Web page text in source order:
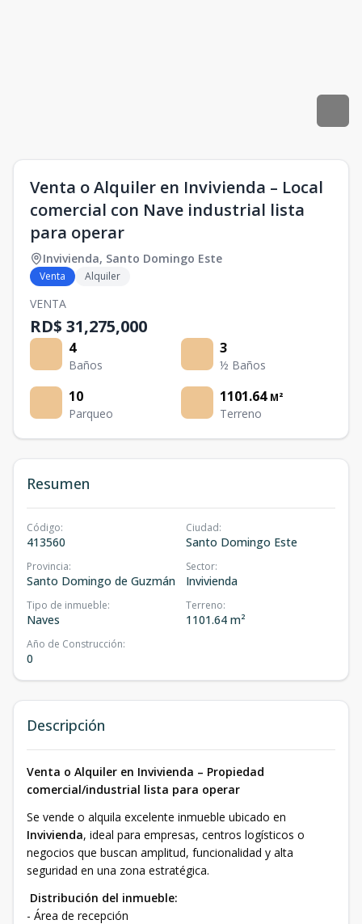
Venta o Alquiler en Invivienda – Local
comercial con Nave industrial lista
para operar
Invivienda, Santo Domingo Este
Venta Alquiler
VENTA
RD$ 31,275,000
4
Baños
3
½ Baños
10
Parqueo
1101.64 M²
Terreno
Resumen
Código:
413560
Ciudad:
Santo Domingo Este
Provincia:
Santo Domingo de Guzmán
Sector:
Invivienda
Tipo de inmueble:
Naves
Terreno:
1101.64 m²
Año de Construcción:
0
Descripción
Venta o Alquiler en Invivienda – Propiedad
comercial/industrial lista para operar
Se vende o alquila excelente inmueble ubicado en
Invivienda, ideal para empresas, centros logísticos o
negocios que buscan amplitud, funcionalidad y alta
seguridad en una zona estratégica.
Distribución del inmueble:
- Área de recepción